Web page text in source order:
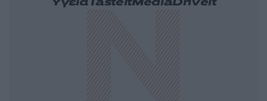
ΥγείαTasteitMediaDriveit